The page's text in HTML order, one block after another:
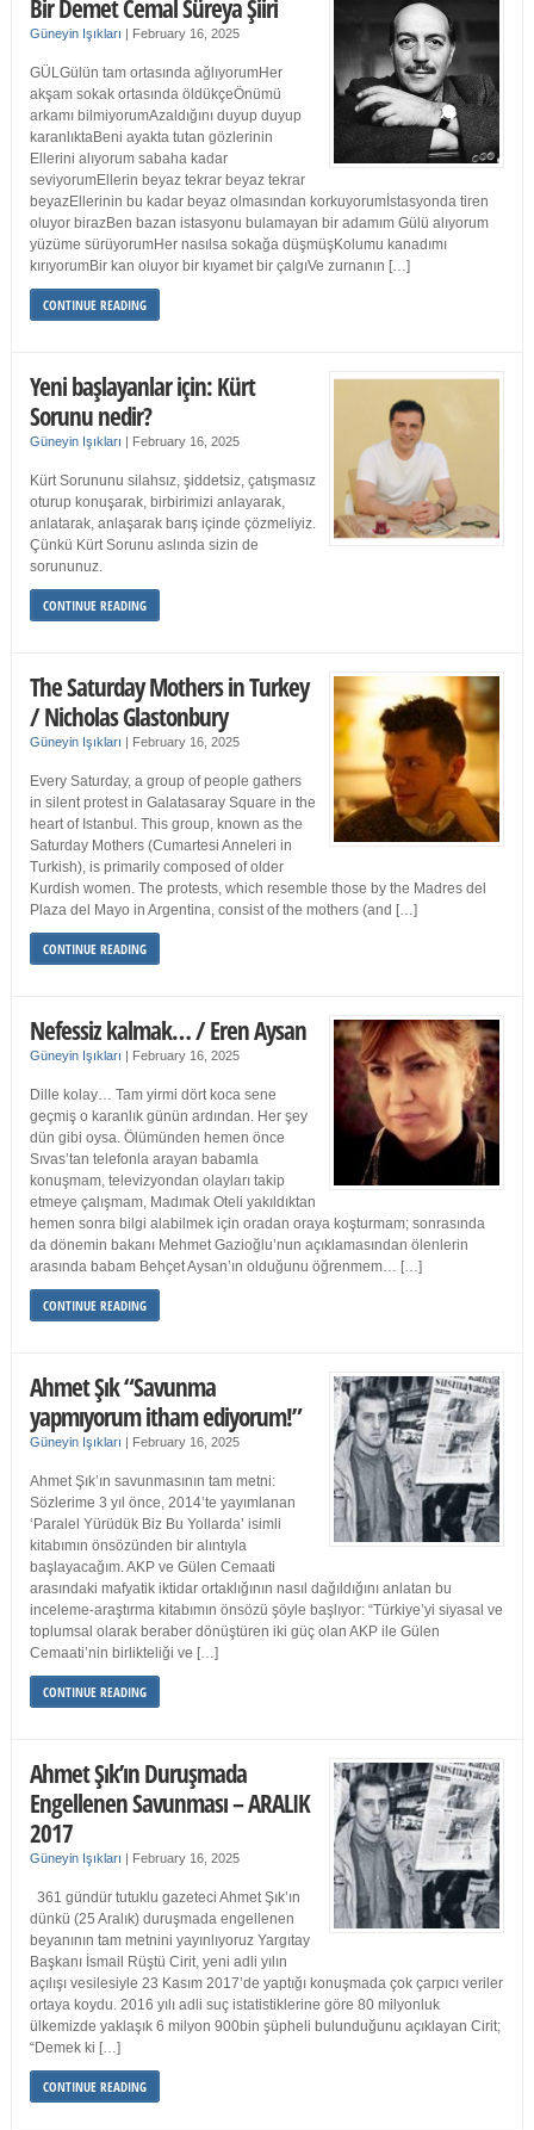
Bir Demet Cemal Süreya Şiiri
Güneyin Işıkları | February 16, 2025
GÜLGülün tam ortasında ağlıyorumHer
akşam sokak ortasında öldükçeÖnümü
arkamı bilmiyorumAzaldığını duyup duyup
karanlıktaBeni ayakta tutan gözlerinin
Ellerini alıyorum sabaha kadar
seviyorumEllerin beyaz tekrar beyaz tekrar
beyazEllerinin bu kadar beyaz olmasından korkuyorumİstasyonda tiren
oluyor birazBen bazan istasyonu bulamayan bir adamım Gülü alıyorum
yüzüme sürüyorumHer nasılsa sokağa düşmüşKolumu kanadımı
kırıyorumBir kan oluyor bir kıyamet bir çalgıVe zurnanın […]
CONTINUE READING
Yeni başlayanlar için: Kürt
Sorunu nedir?
Güneyin Işıkları | February 16, 2025
Kürt Sorununu silahsız, şiddetsiz, çatışmasız
oturup konuşarak, birbirimizi anlayarak,
anlatarak, anlaşarak barış içinde çözmeliyiz.
Çünkü Kürt Sorunu aslında sizin de
sorununuz.
CONTINUE READING
The Saturday Mothers in Turkey
/ Nicholas Glastonbury
Güneyin Işıkları | February 16, 2025
Every Saturday, a group of people gathers
in silent protest in Galatasaray Square in the
heart of Istanbul. This group, known as the
Saturday Mothers (Cumartesi Anneleri in
Turkish), is primarily composed of older
Kurdish women. The protests, which resemble those by the Madres del
Plaza del Mayo in Argentina, consist of the mothers (and […]
CONTINUE READING
Nefessiz kalmak… / Eren Aysan
Güneyin Işıkları | February 16, 2025
Dille kolay… Tam yirmi dört koca sene
geçmiş o karanlık günün ardından. Her şey
dün gibi oysa. Ölümünden hemen önce
Sıvas’tan telefonla arayan babamla
konuşmam, televizyondan olayları takip
etmeye çalışmam, Madımak Oteli yakıldıktan
hemen sonra bilgi alabilmek için oradan oraya koşturmam; sonrasında
da dönemin bakanı Mehmet Gazioğlu’nun açıklamasından ölenlerin
arasında babam Behçet Aysan’ın olduğunu öğrenmem… […]
CONTINUE READING
Ahmet Şık “Savunma
yapmıyorum itham ediyorum!”
Güneyin Işıkları | February 16, 2025
Ahmet Şık’ın savunmasının tam metni:
Sözlerime 3 yıl önce, 2014’te yayımlanan
‘Paralel Yürüdük Biz Bu Yollarda’ isimli
kitabımın önsözünden bir alıntıyla
başlayacağım. AKP ve Gülen Cemaati
arasındaki mafyatik iktidar ortaklığının nasıl dağıldığını anlatan bu
inceleme-araştırma kitabımın önsözü şöyle başlıyor: “Türkiye’yi siyasal ve
toplumsal olarak beraber dönüştüren iki güç olan AKP ile Gülen
Cemaati’nin birlikteliği ve […]
CONTINUE READING
Ahmet Şık’ın Duruşmada
Engellenen Savunması – ARALIK
2017
Güneyin Işıkları | February 16, 2025
361 gündür tutuklu gazeteci Ahmet Şık’ın
dünkü (25 Aralık) duruşmada engellenen
beyanının tam metnini yayınlıyoruz Yargıtay
Başkanı İsmail Rüştü Cirit, yeni adli yılın
açılışı vesilesiyle 23 Kasım 2017’de yaptığı konuşmada çok çarpıcı veriler
ortaya koydu. 2016 yılı adli suç istatistiklerine göre 80 milyonluk
ülkemizde yaklaşık 6 milyon 900bin şüpheli bulunduğunu açıklayan Cirit;
“Demek ki […]
CONTINUE READING